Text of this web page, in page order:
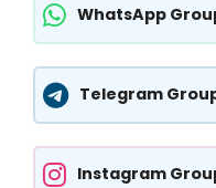
WhatsApp
Telegram
Instagram